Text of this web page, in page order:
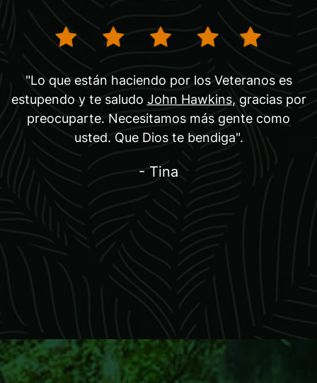
"Lo que están haciendo por los Veteranos es
estupendo y te saludo John Hawkins, gracias por
preocuparte. Necesitamos más gente como
usted. Que Dios te bendiga".
- Tina